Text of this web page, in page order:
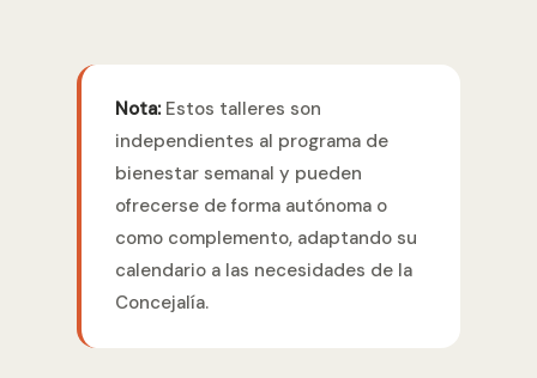
Nota: Estos talleres son
independientes al programa de
bienestar semanal y pueden
ofrecerse de forma autónoma o
como complemento, adaptando su
calendario a las necesidades de la
Concejalía.